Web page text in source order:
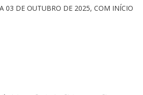
03 DE OUTUBRO DE 2025, COM INÍCIO